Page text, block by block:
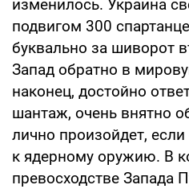
изменилось. Украина
подвигом 300
буквально за шиворот
Запад обратно в
наконец, достойно
шантаж, очень внятно
лично произойдет, если
к ядерному оружию. В
превосходстве Запада